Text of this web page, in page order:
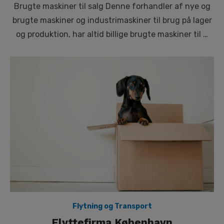
Brugte maskiner til salg Denne forhandler af nye og
brugte maskiner og industrimaskiner til brug på lager
og produktion, har altid billige brugte maskiner til …
Flytning og Transport